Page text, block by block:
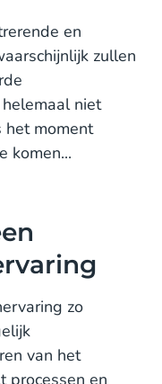
en
zullen
niet
het moment
komen...
zo
van het
processen en